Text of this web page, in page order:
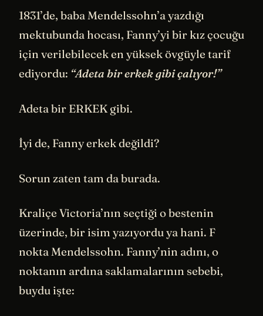
1831’de, baba Mendelssohn’a yazdığı
mektubunda hocası, Fanny’yi bir kız çocuğu
için verilebilecek en yüksek övgüyle tarif
ediyordu: “Adeta bir erkek gibi çalıyor!”
Adeta bir ERKEK gibi.
İyi de, Fanny erkek değildi?
Sorun zaten tam da burada.
Kraliçe Victoria’nın seçtiği o bestenin
üzerinde, bir isim yazıyordu ya hani. F
nokta Mendelssohn. Fanny’nin adını, o
noktanın ardına saklamalarının sebebi,
buydu işte: